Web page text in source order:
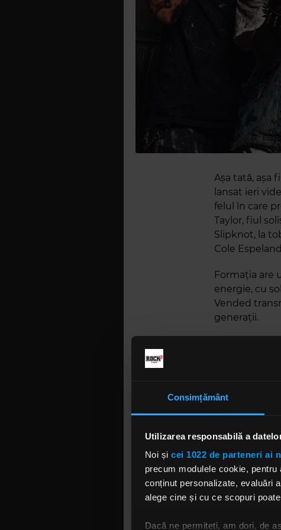
Consimțământ
Utilizarea responsabilă a
Noi și cei 1022 de parteneri ai
precum modulele cookie,
conținut personalizate, evaluări
alege cine și cu ce scopuri
Dacă ne permiteți, am dori, de
Așa tată, așa
lansat ieri
felul în care
Taylor, fiul
Slipknot, la
Cole
Formația are
energie, cu
Vended
generații.
Anul trecut,
moment se
serie de
Vended s-a
trupe precum
„Scopul